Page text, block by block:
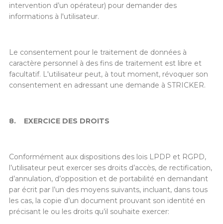
intervention d’un opérateur) pour demander des
informations à l'utilisateur.
Le consentement pour le traitement de données à
caractère personnel à des fins de traitement est libre et
facultatif. L'utilisateur peut, à tout moment, révoquer son
consentement en adressant une demande à STRICKER.
8. EXERCICE DES DROITS
Conformément aux dispositions des lois LPDP et RGPD,
l’utilisateur peut exercer ses droits d’accès, de rectification,
d’annulation, d’opposition et de portabilité en demandant
par écrit par l’un des moyens suivants, incluant, dans tous
les cas, la copie d’un document prouvant son identité en
précisant le ou les droits qu’il souhaite exercer: